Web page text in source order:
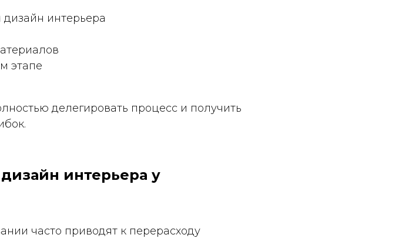
интерьера
этапе
делегировать процесс и получить
интерьера у
часто приводят к перерасходу